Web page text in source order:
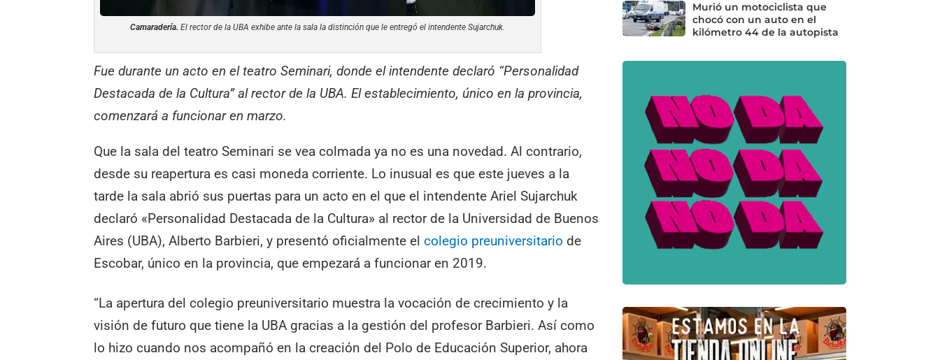
Camaradería. El rector de la UBA exhibe ante la sala la distinción que le entregó el intendente Sujarchuk.
Fue durante un acto en el teatro Seminari, donde el intendente declaró “Personalidad
Destacada de la Cultura” al rector de la UBA. El establecimiento, único en la provincia,
comenzará a funcionar en marzo.
Que la sala del teatro Seminari se vea colmada ya no es una novedad. Al contrario,
desde su reapertura es casi moneda corriente. Lo inusual es que este jueves a la
tarde la sala abrió sus puertas para un acto en el que el intendente Ariel Sujarchuk
declaró «Personalidad Destacada de la Cultura» al rector de la Universidad de Buenos
Aires (UBA), Alberto Barbieri, y presentó oficialmente elcolegio preuniversitario de
Escobar, único en la provincia, que empezará a funcionar en 2019.
“La apertura del colegio preuniversitario muestra la vocación de crecimiento y la
visión de futuro que tiene la UBA gracias a la gestión del profesor Barbieri. Así como
lo hizo cuando nos acompañó en la creación del Polo de Educación Superior, ahora
Murió un motociclista que
chocó con un auto en el
kilómetro 44 de la autopista